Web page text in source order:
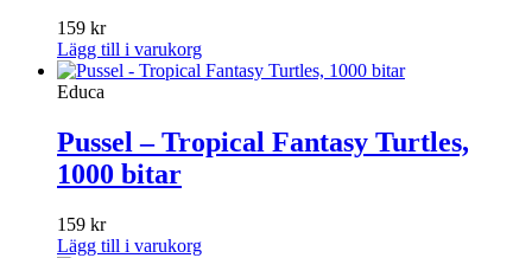
159 kr
Lägg till i varukorg
Educa
Pussel – Tropical Fantasy Turtles,
1000 bitar
159 kr
Lägg till i varukorg